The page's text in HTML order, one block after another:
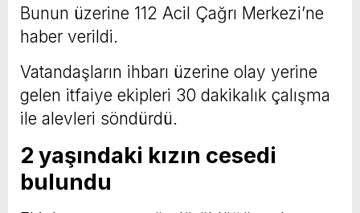
Bunun üzerine 112 Acil Çağrı Merkezi’ne
haber verildi.
Vatandaşların ihbarı üzerine olay yerine
gelen itfaiye ekipleri 30 dakikalık çalışma
ile alevleri söndürdü.
2 yaşındaki kızın cesedi
bulundu